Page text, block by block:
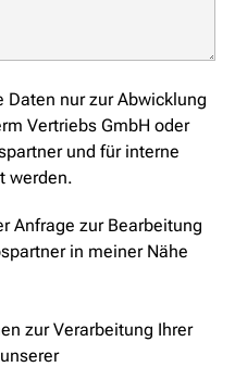
Daten nur zur Abwicklung
Vertriebs GmbH oder
und für interne
werden.
Anfrage zur Bearbeitung
in meiner Nähe
zur Verarbeitung Ihrer